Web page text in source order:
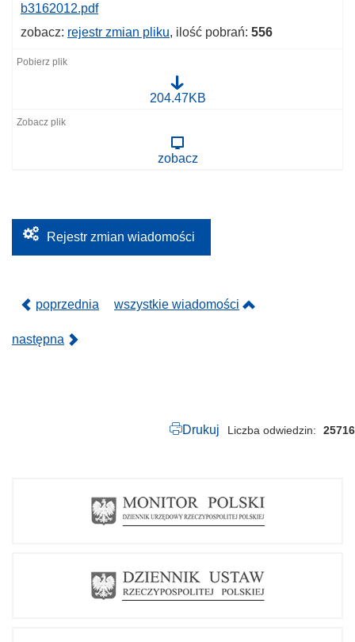
b3162012.pdf
zobacz: rejestr zmian pliku, ilość pobrań: 556
1
204.47KB
zobacz
Rejestr zmian wiadomości
poprzednia wszystkie wiadomości
następna
Drukuj Liczba odwiedzin 25716